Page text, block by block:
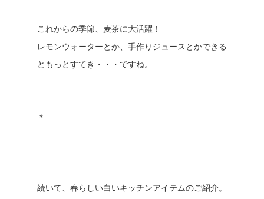
これからの季節、麦茶に大活躍！
レモンウォーターとか、手作りジュースとかできる
ともっとすてき・・・ですね。
＊
続いて、春らしい白いキッチンアイテムのご紹介。